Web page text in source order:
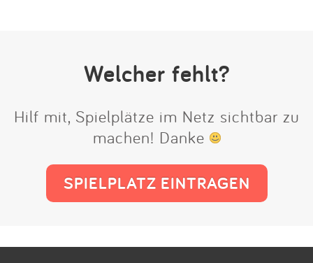
Welcher fehlt?
Hilf mit, Spielplätze im Netz sichtbar zu
machen! Danke
SPIELPLATZ EINTRAGEN